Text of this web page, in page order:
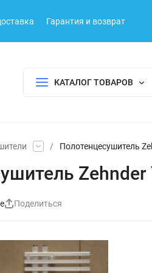
Гарантия и возврат
КАТАЛОГ ТОВАРОВ
/ Полотенцесушитель
Zehnder
Поделиться